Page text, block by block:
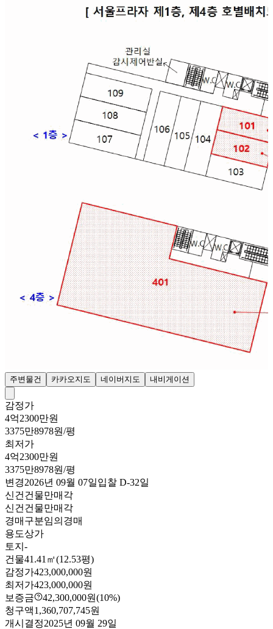
주변물건 카카오지도 네이버지도 내비게이션
감정가
4억2300만원
3375만8978원/평
최저가
4억2300만원
3375만8978원/평
변경2026년 09월 07일입찰 D-32일
신건 건물만매각
신건 건물만매각
경매구분임의경매
용도상가
토지 -
건물41.41㎡(12.53평)
감정가423,000,000원
최저가423,000,000원
보증금
42,300,000원(10%)
청구액1,360,707,745원
개시결정2025년 09월 29일